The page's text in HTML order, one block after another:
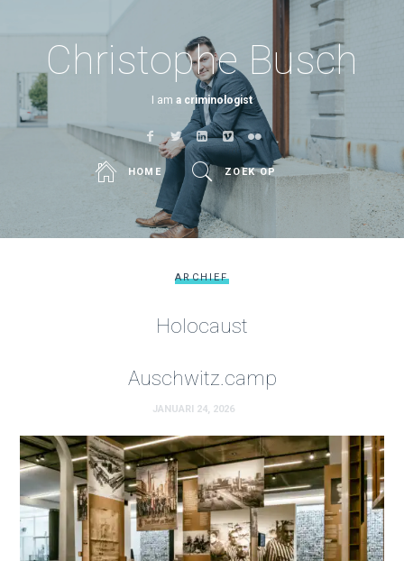
Christophe Busch
I am a criminologist
HOME ZOEK OP
ARCHIEF
Holocaust
Auschwitz.camp
JANUARI 24, 2026